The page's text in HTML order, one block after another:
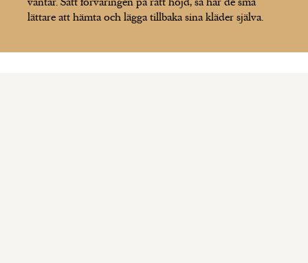
lättare att hämta och lägga tillbaka sina kläder själva.